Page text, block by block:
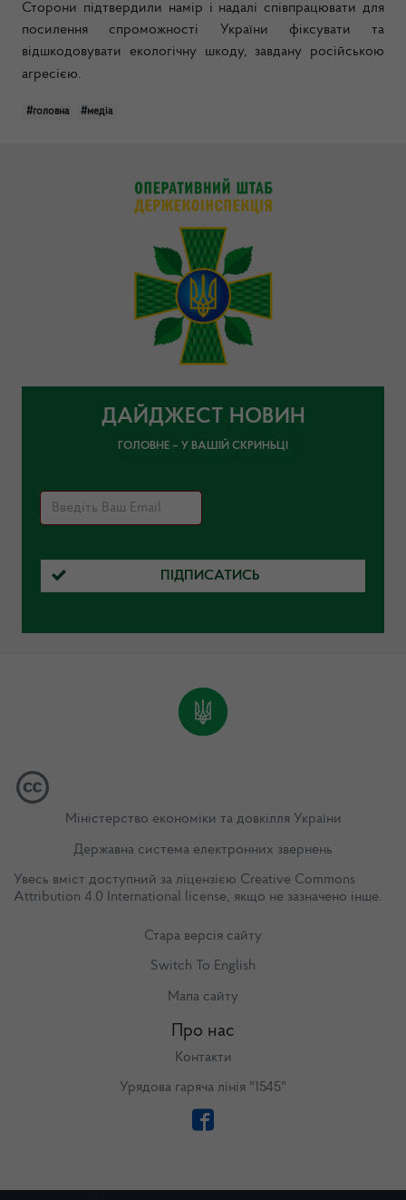
Сторони підтвердили намір і надалі співпрацювати для
посилення спроможності України фіксувати та
відшкодовувати екологічну шкоду, завдану російською
агресією.
#головна #медіа
ДАЙДЖЕСТ НОВИН
ГОЛОВНЕ – У ВАШІЙ СКРИНЬЦІ
ПІДПИСАТИСЬ
Міністерство економіки та довкілля України
Державна система електронних звернень
Увесь вміст доступний за ліцензією Creative Commons
Attribution 4.0 International license, якщо не зазначено інше.
Стара версія сайту
Switch To English
Мапа сайту
Про нас
Контакти
Урядова гаряча лінія "1545"